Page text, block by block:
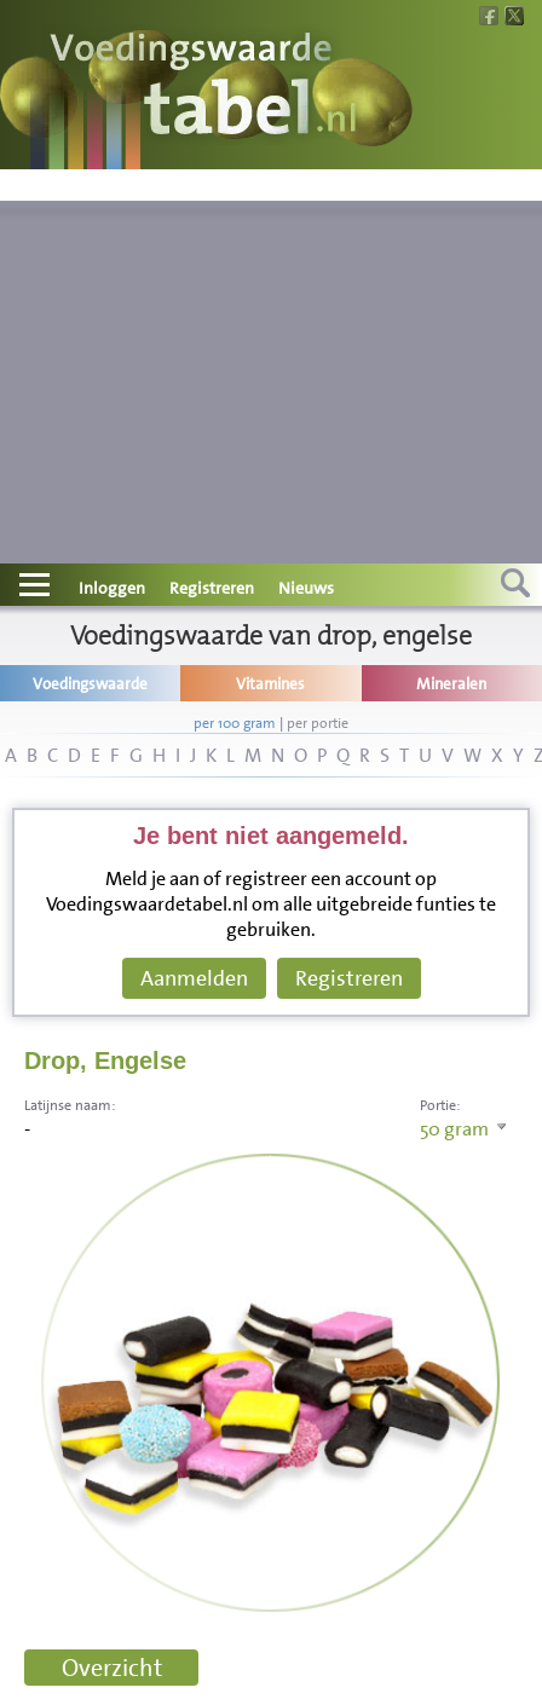
Voedingswaarde
Wat is wat?
Contact
Informatie
Disclaimer
Inloggen Registreren Nieuws
Voedingswaarde van drop, engelse
Voedingswaarde Vitamines Mineralen
per 100 gram | per portie
A B C D E F G H I J K L M N O P Q R S T U V W X Y
Je bent niet aangemeld.
Meld je aan of registreer een account op
Voedingswaardetabel.nl om alle uitgebreide funties te
gebruiken.
Aanmelden Registreren
Drop, Engelse
Portie:
50 gram
Latijnse naam:
-